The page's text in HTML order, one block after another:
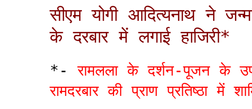
सीएम योगी आदित्यनाथ ने
के दरबार में लगाई हाजिरी*
*-रामलला के दर्शन-पूजन के
रामदरबार की प्राण प्रतिष्ठा में